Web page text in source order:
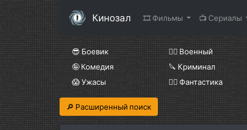
Кинозал 🎞 Фильмы 📺 Сериалы
😎 Боевик 👨‍✈️ Военный
🤪 Комедия
🔪 Криминал
😱 Ужасы
🧙‍♀️ Фантастика
🔎 Расширенный поиск